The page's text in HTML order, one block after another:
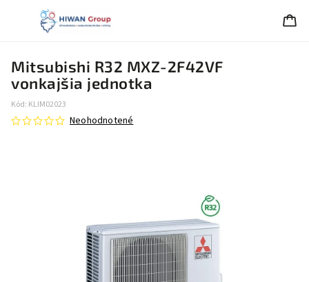
Mitsubishi R32 MXZ-2F42VF
vonkajšia jednotka
Kód: KLIM02023
Neohodnotené